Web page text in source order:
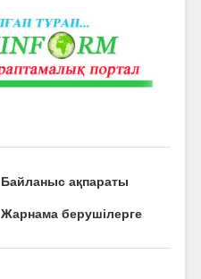
Байланыс ақпараты
Жарнама берушілерге